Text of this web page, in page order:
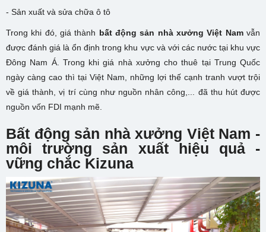
- Sản xuất và sửa chữa ô tô
Trong khi đó, giá thành bất động sản nhà xưởng Việt Namvẫn
được đánh giá là ổn định trong khu vực và với các nước tại khu vực
Đông Nam Á. Trong khi giá nhà xưởng cho thuê tại Trung Quốc
ngày càng cao thì tại Việt Nam, những lợi thế cạnh tranh vượt trội
về giá thành, vị trí cùng như nguồn nhân công,... đã thu hút được
nguồn vốn FDI mạnh mẽ.
Bất động sản nhà xưởng Việt Nam -
môi trường sản xuất hiệu quả -
vững chắc Kizuna